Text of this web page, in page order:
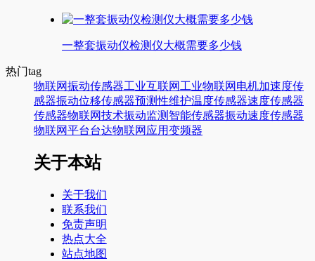
一整套振动仪检测仪大概需要多少钱
热门tag
物联网振动传感器工业互联网 工业物联网 电机加速度传
感器振动位移传感器预测性维护温度传感器速度传感器
传感器物联网技术振动监测 智能传感器振动速度传感器
物联网平台台达物联网应用变频器
关于本站
关于我们
联系我们
免责声明
热点大全
站点地图